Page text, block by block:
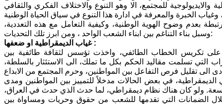
للمجتمع، الا وهو التنوع والاختلاف الفكري والثقافي
بعدم وضوح الهوية الوطنية، وكيفية التعامل مع هذه التعددية،
وسبل بناء التناغم بين ابناء الشعب الواحد ، ومن ابرز تلك التحديات:
غياب الديمقراطية او ضعفها :
2003 بكافة توجهاتها ومذاهبها، على تكريس الخطاب الطائفي، واخذت تؤسس لثقافة طائفية بين
تسلمت مقاليد الحكم بكل ما تملك، الى الاستئثار بالسلطة،
الى تقليل فرص التفاعل بين المواطنين، وحرم المجتمع من الابداع
الديمقراطية، في بعض الحالات مدخلاً للتمييز بين المواطنين ومدى
ولو كان هناك نظام ديمقراطي، لما حدث الذي حدث في العراق،
الضمانات التي تقدمها للشعب من حقوق وحريات ومساواة بين